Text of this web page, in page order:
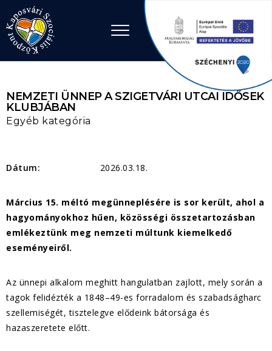
Ugrás a tartalomhoz
NEMZETI ÜNNEP A SZIGETVÁRI UTCAI IDŐSEK
KLUBJÁBAN
Egyéb kategória
Dátum: 2026.03.18.
Március 15. méltó megünneplésére is sor került, ahol a
hagyományokhoz hűen, közösségi összetartozásban
emlékeztünk meg nemzeti múltunk kiemelkedő
eseményeiről.
Az ünnepi alkalom meghitt hangulatban zajlott, mely során a
tagok felidézték a 1848–49-es forradalom és szabadságharc
szellemiségét, tisztelegve elődeink bátorsága és
hazaszeretete előtt.